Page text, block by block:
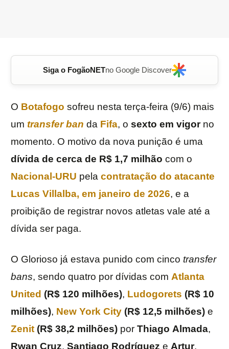
Siga o FogãoNETno Google Discover
O Botafogo sofreu nesta terça-feira (9/6) mais
um transfer ban da Fifa, o sexto em vigor no
momento. O motivo da nova punição é uma
dívida de cerca de R$ 1,7 milhão com o
Nacional-URU pela contratação do atacante
Lucas Villalba, em janeiro de 2026, e a
proibição de registrar novos atletas vale até a
dívida ser paga.
O Glorioso já estava punido com cinco transfer
bans, sendo quatro por dívidas com Atlanta
United (R$ 120 milhões), Ludogorets (R$ 10
milhões), New York City (R$ 12,5 milhões) e
Zenit (R$ 38,2 milhões) por Thiago Almada,
Rwan Cruz, Santiago Rodríguez e Artur,